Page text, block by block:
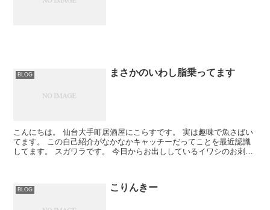
BLOG まさかのいわし脂乗ってます
こんにちは。 仙台大手町居酒屋にこらすです。 実は趣味で魚さばい
てます。 この自己紹介がなかなかキャッチーだってことを最近認識
してます。 スガワラです。 今日からお出ししているイワシのお刺身
BLOG こりんきー